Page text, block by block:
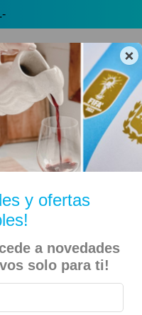
×
y ofertas
a novedades
solo para ti!
las categorías
Lavandina Y Cloro